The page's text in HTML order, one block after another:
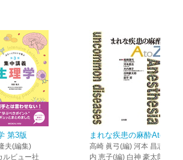
第3版
夫(編集)
ルビュー社
まれな疾患の麻酔AtoZ
高崎 眞弓(編) 河本 昌志(編) 木
内 恵子(編) 白神 豪太郎(編) 萩